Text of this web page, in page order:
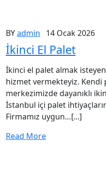
BYadmin 14 Ocak 2026
İkinci El Palet
İkinci el palet almak
hizmet vermekteyiz.
merkezimizde dayanıklı
İstanbul içi palet
Firmamız uygun…[...]
Read More